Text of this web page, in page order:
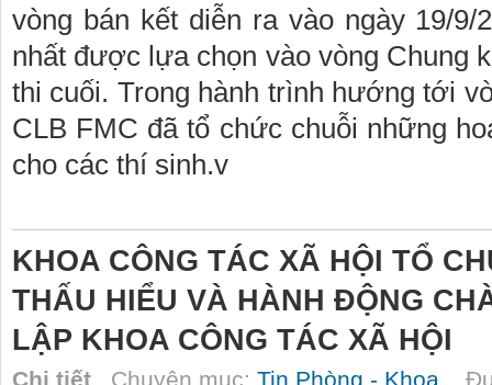
vòng bán kết diễn ra vào ngày 19/9/
nhất được lựa chọn vào vòng Chung
thi cuối. Trong hành trình hướng tới
CLB FMC đã tổ chức chuỗi những
cho các thí sinh.v
KHOA CÔNG TÁC XÃ HỘI TỔ
THẤU HIỂU VÀ HÀNH ĐỘNG
LẬP KHOA CÔNG TÁC XÃ HỘI
Chi tiết Chuyên mục: Tin Phòng - Khoa